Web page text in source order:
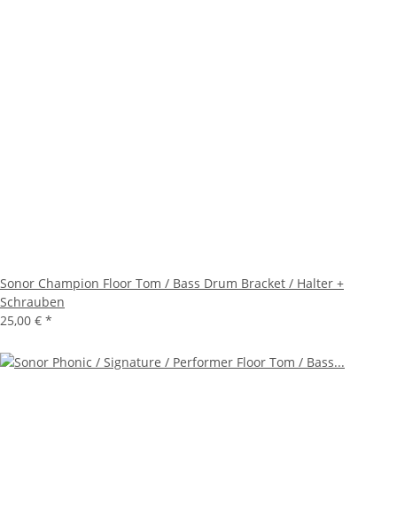
Sonor Champion Floor Tom / Bass Drum Bracket / Halter +
Schrauben
25,00 € *